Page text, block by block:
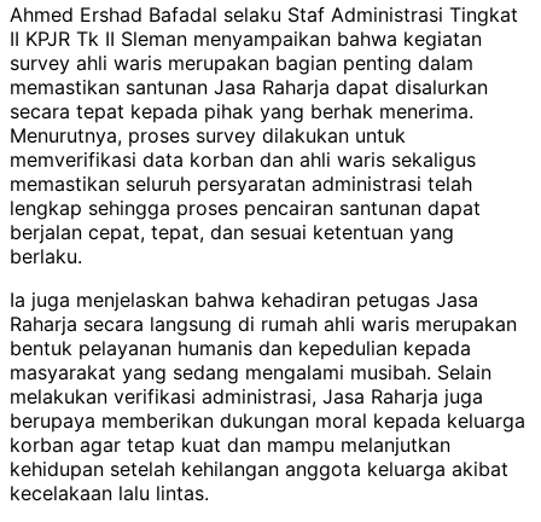
Ahmed Ershad Bafadal selaku Staf Administrasi Tingkat
II KPJR Tk II Sleman menyampaikan bahwa kegiatan
survey ahli waris merupakan bagian penting dalam
memastikan santunan Jasa Raharja dapat disalurkan
secara tepat kepada pihak yang berhak menerima.
Menurutnya, proses survey dilakukan untuk
memverifikasi data korban dan ahli waris sekaligus
memastikan seluruh persyaratan administrasi telah
lengkap sehingga proses pencairan santunan dapat
berjalan cepat, tepat, dan sesuai ketentuan yang
berlaku.
Ia juga menjelaskan bahwa kehadiran petugas Jasa
Raharja secara langsung di rumah ahli waris merupakan
bentuk pelayanan humanis dan kepedulian kepada
masyarakat yang sedang mengalami musibah. Selain
melakukan verifikasi administrasi, Jasa Raharja juga
berupaya memberikan dukungan moral kepada keluarga
korban agar tetap kuat dan mampu melanjutkan
kehidupan setelah kehilangan anggota keluarga akibat
kecelakaan lalu lintas.